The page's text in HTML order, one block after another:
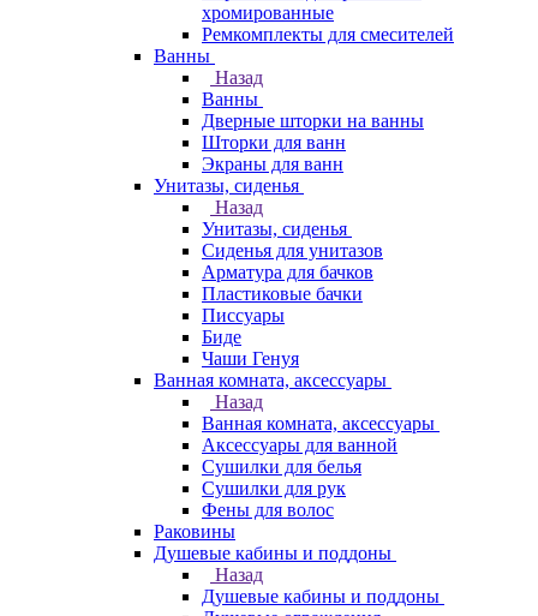
хромированные
Ремкомплекты для смесителей
Ванны
Назад
Ванны
Дверные шторки на ванны
Шторки для ванн
Экраны для ванн
Унитазы, сиденья
Назад
Унитазы, сиденья
Сиденья для унитазов
Арматура для бачков
Пластиковые бачки
Писсуары
Биде
Чаши Генуя
Ванная комната, аксессуары
Назад
Ванная комната, аксессуары
Аксессуары для ванной
Сушилки для белья
Сушилки для рук
Фены для волос
Раковины
Душевые кабины и поддоны
Назад
Душевые кабины и поддоны